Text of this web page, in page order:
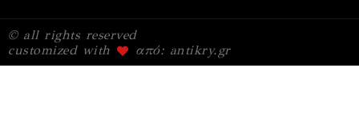
© all rights reserved
customized with
από: antikry.gr